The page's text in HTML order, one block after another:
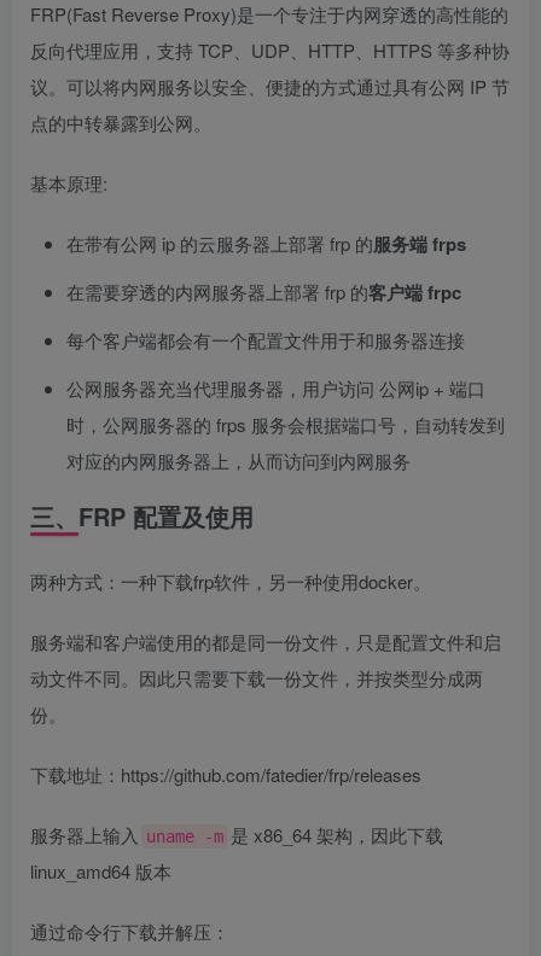
FRP(Fast Reverse Proxy)是一个专注于内网穿透的高性能的
反向代理应用，支持 TCP、UDP、HTTP、HTTPS 等多种协
议。可以将内网服务以安全、便捷的方式通过具有公网 IP 节
点的中转暴露到公网。
基本原理:
在带有公网 ip 的云服务器上部署 frp 的服务端 frps
在需要穿透的内网服务器上部署 frp 的客户端 frpc
每个客户端都会有一个配置文件用于和服务器连接
公网服务器充当代理服务器，用户访问 公网ip + 端口
时，公网服务器的 frps 服务会根据端口号，自动转发到
对应的内网服务器上，从而访问到内网服务
三、FRP 配置及使用
两种方式：一种下载frp软件，另一种使用docker。
服务端和客户端使用的都是同一份文件，只是配置文件和启
动文件不同。因此只需要下载一份文件，并按类型分成两
份。
下载地址：https://github.com/fatedier/frp/releases
服务器上输入 uname -m 是 x86_64 架构，因此下载
linux_amd64 版本
通过命令行下载并解压：